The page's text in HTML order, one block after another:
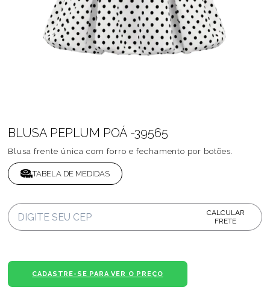
BLUSA PEPLUM POÁ -39565
CADASTRE-SE PARA VER O PREÇO
Blusa frente única com forro e fechamento por botões.
TABELA DE MEDIDAS
CALCULAR
FRETE